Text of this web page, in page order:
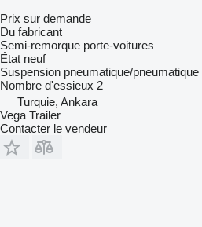
Prix sur demande
Du fabricant
Semi-remorque porte-voitures
État neuf
Suspension pneumatique/pneumatique
Nombre d'essieux 2
Turquie, Ankara
Vega Trailer
Contacter le vendeur